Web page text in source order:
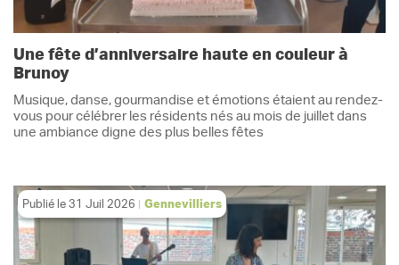
Une fête d’anniversaire haute en couleur à
Brunoy
Musique, danse, gourmandise et émotions étaient au rendez-
vous pour célébrer les résidents nés au mois de juillet dans
une ambiance digne des plus belles fêtes
Publié le 31 Juil 2026 Gennevilliers